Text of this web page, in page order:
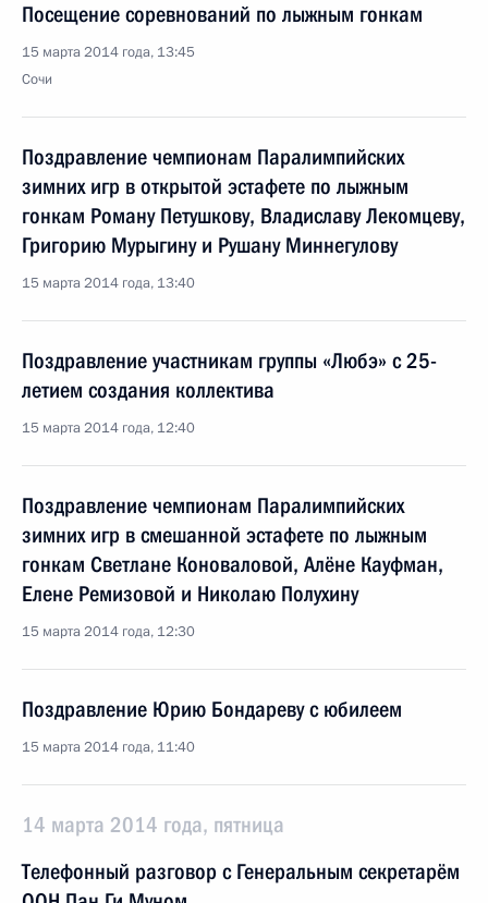
Посещение соревнований по лыжным гонкам
15 марта 2014 года, 13:45
Сочи
Поздравление чемпионам Паралимпийских
зимних игр в открытой эстафете по лыжным
гонкам Роману Петушкову, Владиславу Лекомцеву,
Григорию Мурыгину и Рушану Миннегулову
15 марта 2014 года, 13:40
Поздравление участникам группы «Любэ» с 25-
летием создания коллектива
15 марта 2014 года, 12:40
Поздравление чемпионам Паралимпийских
зимних игр в смешанной эстафете по лыжным
гонкам Светлане Коноваловой, Алёне Кауфман,
Елене Ремизовой и Николаю Полухину
15 марта 2014 года, 12:30
Поздравление Юрию Бондареву с юбилеем
15 марта 2014 года, 11:40
14 марта 2014 года, пятница
Телефонный разговор с Генеральным секретарём